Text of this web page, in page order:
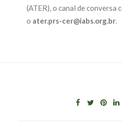
(ATER), o canal de conversa
o ater.prs-cer@iabs.org.br.